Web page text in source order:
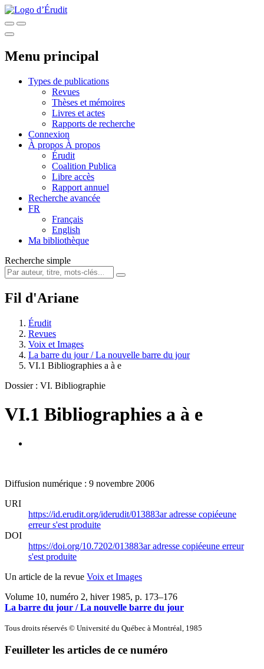
Menu principal
Types de publications
Revues
Thèses et mémoires
Livres et actes
Rapports de recherche
Connexion
À propos À propos
Érudit
Coalition Publica
Libre accès
Rapport annuel
Recherche avancée
FR
Français
English
Ma bibliothèque
Recherche simple
Fil d'Ariane
Érudit
Revues
Voix et Images
La barre du jour / La nouvelle barre du jour
VI.1 Bibliographies a à e
Dossier : VI. Bibliographie
VI.1 Bibliographies a à e
Diffusion numérique : 9 novembre 2006
URI
https://id.erudit.org/iderudit/013883aradresse copiéeune
erreur s'est produite
DOI
https://doi.org/10.7202/013883aradresse copiéeune erreur
s'est produite
Un article de la revue Voix et Images
Volume 10, numéro 2, hiver 1985, p. 173–176
La barre du jour / La nouvelle barre du jour
Tous droits réservés © Université du Québec à Montréal, 1985
Feuilleter les articles de ce numéro